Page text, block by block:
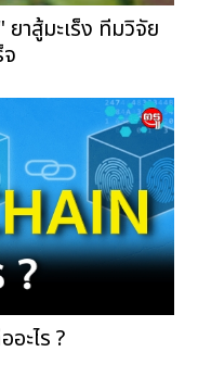
าสู้มะเร็ง ทีมวิจัย
ะไร ?